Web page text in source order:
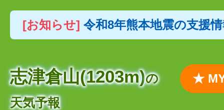
[お知らせ] 令和8年熊本地震の支援
志津倉山(1203m)の
天気予報
★